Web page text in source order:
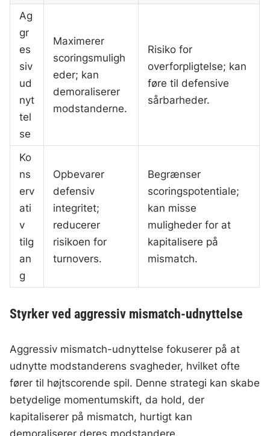
Ag
gr
es
siv
ud
nyt
tel
se
Maximerer
scoringsmuligh
eder; kan
demoraliserer
modstanderne.
Risiko for
overforpligtelse; kan
føre til defensive
sårbarheder.
Ko
ns
erv
ati
v
tilg
an
g
Opbevarer
defensiv
integritet;
reducerer
risikoen for
turnovers.
Begrænser
scoringspotentiale;
kan misse
muligheder for at
kapitalisere på
mismatch.
Styrker ved aggressiv mismatch-udnyttelse
Aggressiv mismatch-udnyttelse fokuserer på at
udnytte modstanderens svagheder, hvilket ofte
fører til højtscorende spil. Denne strategi kan skabe
betydelige momentumskift, da hold, der
kapitaliserer på mismatch, hurtigt kan